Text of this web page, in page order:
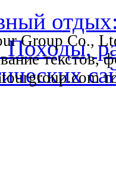
Group Co.,
текстов,